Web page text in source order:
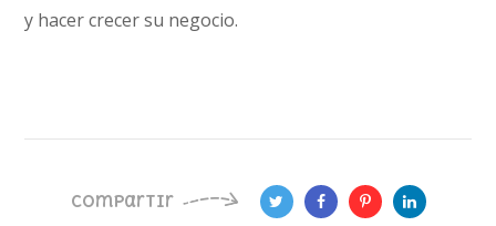
y hacer crecer su negocio.
compartir